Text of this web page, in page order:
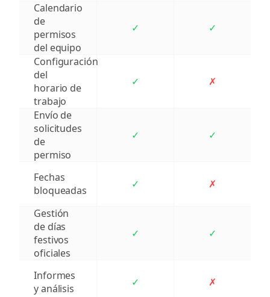
Calendario
de
permisos
del equipo
✓ ✓
Configuración
del
horario de
trabajo
✓ ✗
Envío de
solicitudes
de
permiso
✓ ✓
Fechas
bloqueadas
✓ ✗
Gestión
de días
festivos
oficiales
✓ ✓
Informes
y análisis
✓ ✗